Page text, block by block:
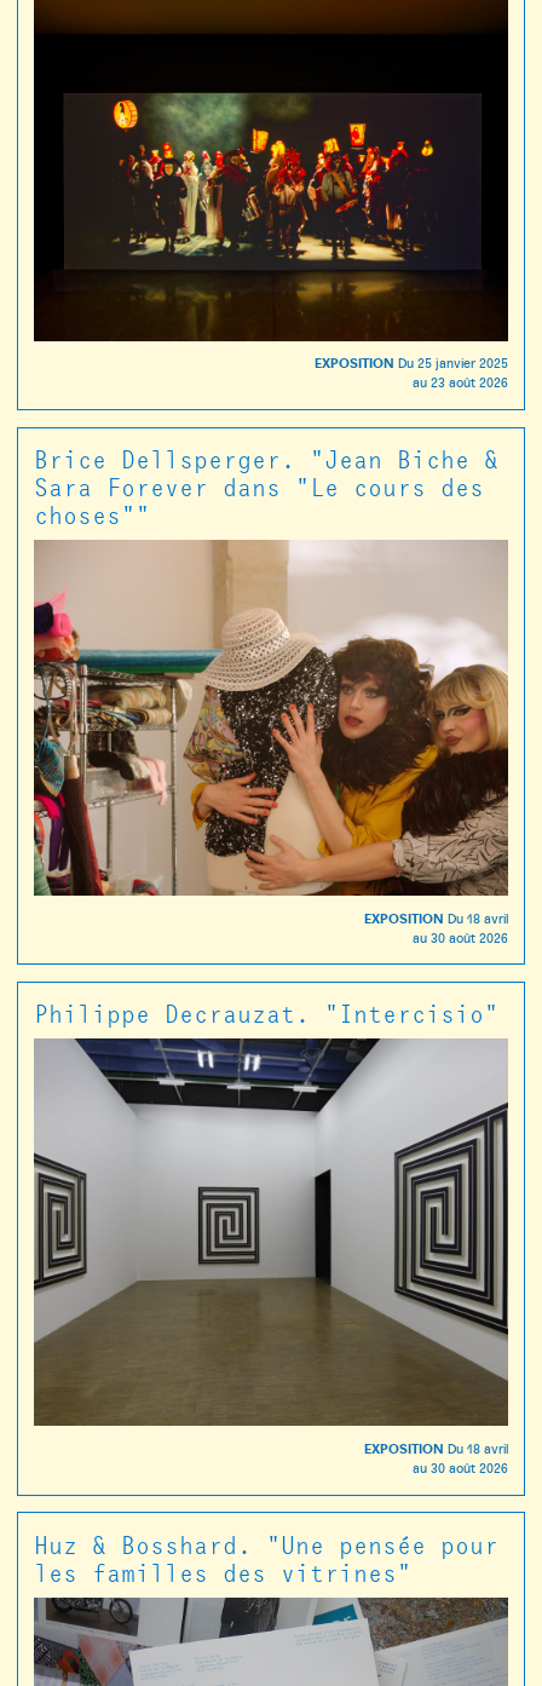
EXPOSITION Du 25 janvier 2025
au 23 août 2026
Brice Dellsperger. "Jean Biche &
Sara Forever dans "Le cours des
choses""
EXPOSITION Du 18 avril
au 30 août 2026
Philippe Decrauzat. "Intercisio"
EXPOSITION Du 18 avril
au 30 août 2026
Huz & Bosshard. "Une pensée pour
les familles des vitrines"